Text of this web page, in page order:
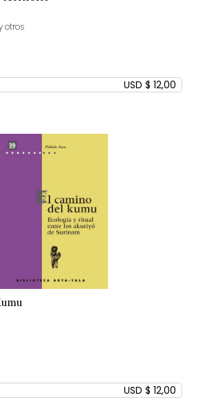
otros
USD $ 12,00
USD $ 12,00